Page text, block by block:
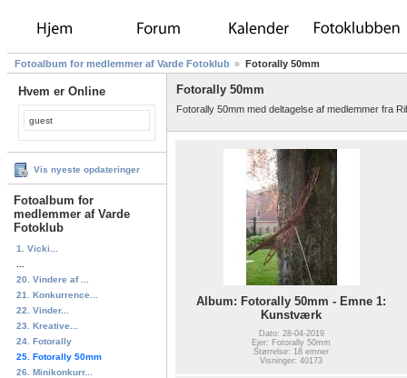
Fotoalbum for medlemmer af Varde Fotoklub Fotorally 50mm
Hvem er Online
guest
Vis nyeste opdateringer
Fotoalbum for
medlemmer af Varde
Fotoklub
1. Vicki...
20. Vindere af ...
21. Konkurrence...
22. Vinder...
23. Kreative...
24. Fotorally
25. Fotorally 50mm
26. Minikonkurr...
Fotorally 50mm
Fotorally 50mm med deltagelse af medlemmer fra
Album: Fotorally 50mm - Emne 1:
Kunstværk
Dato: 28-04-2019
Ejer: Fotorally 50mm
Størrelse: 18 emner
Visninger: 40173